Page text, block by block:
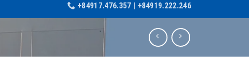
+84917.476.357 | +84919.222.246